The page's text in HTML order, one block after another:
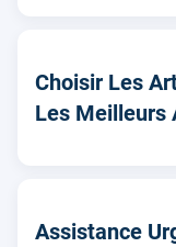
Choisir Les
Les Meilleurs
Assistance